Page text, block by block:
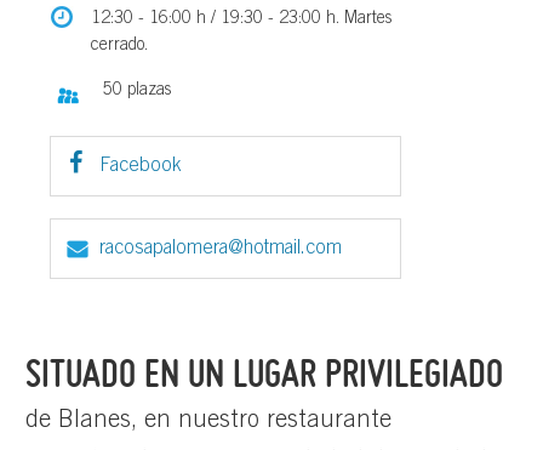
SITUADO EN UN LUGAR PRIVILEGIADO
de Blanes, en nuestro restaurante
12:30 - 16:00 h / 19:30 - 23:00 h. Martes
cerrado.
50 plazas
Facebook
racosapalomera@hotmail.com